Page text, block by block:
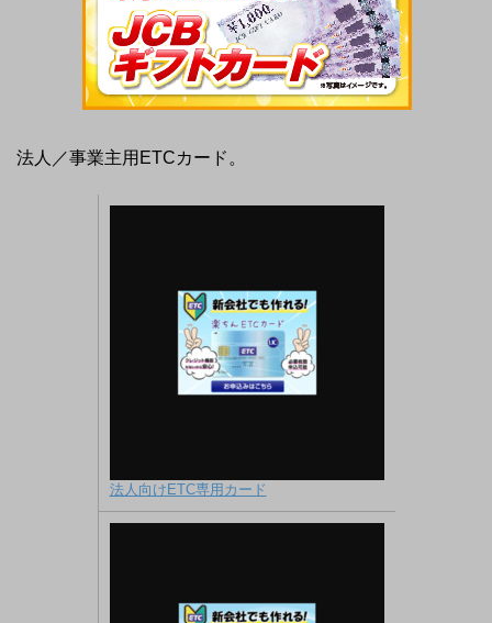
法人／事業主用ETCカード。
法人向けETC専用カード